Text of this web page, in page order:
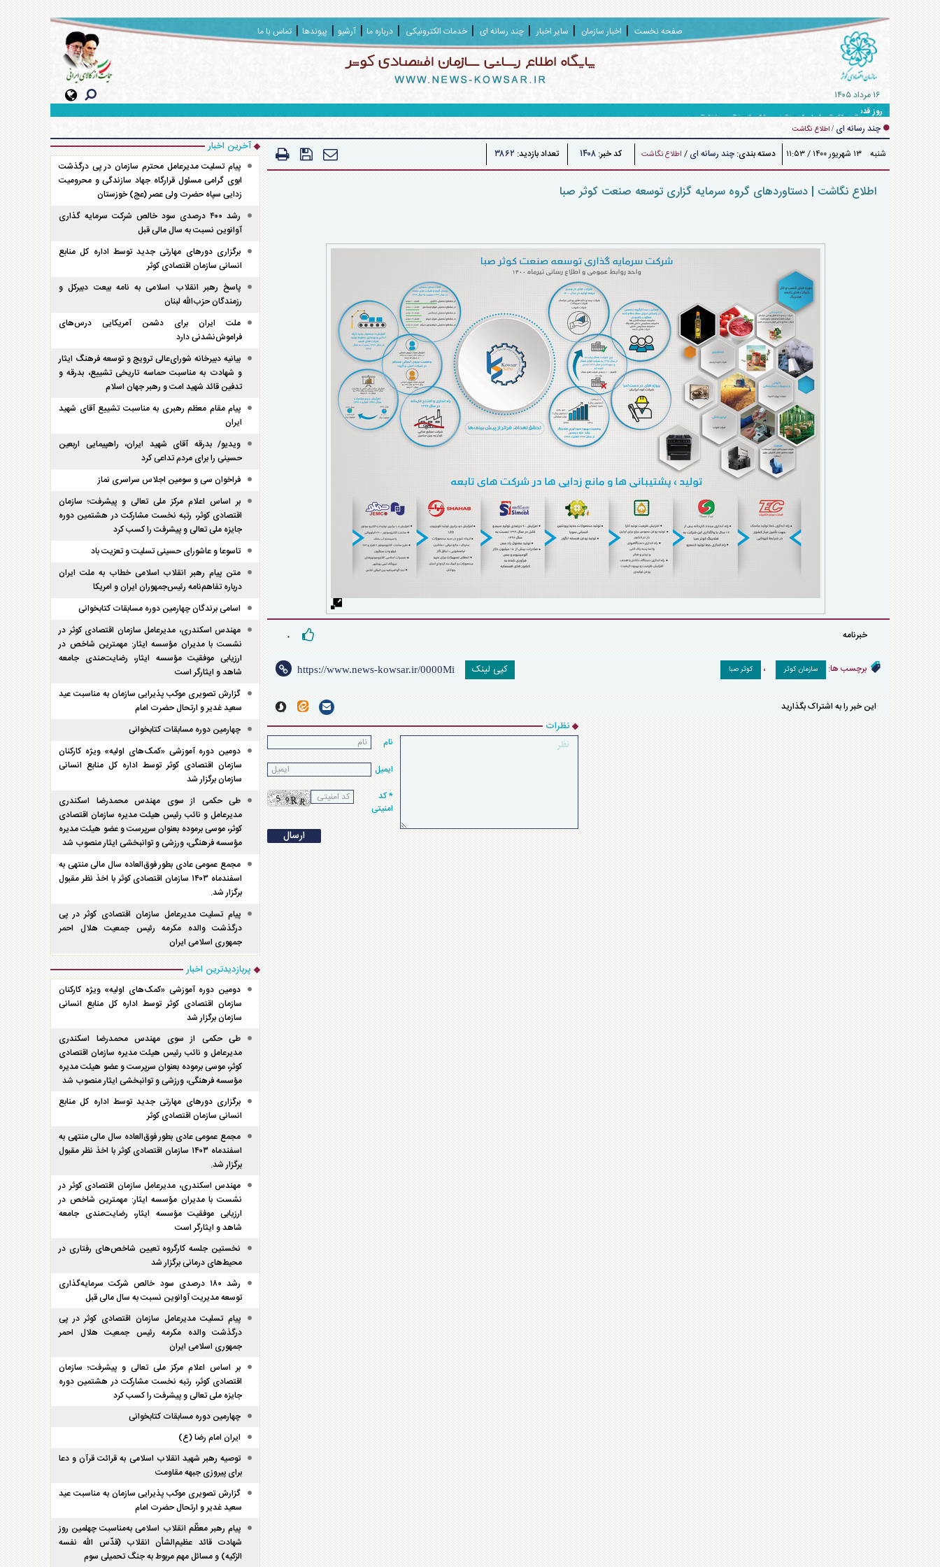
صفحه نخست اخبار سازمان سایر اخبار چند رسانه ای خدمات الکترونیکی درباره ما آرشیو پیوندها تماس با ما
۱۶ مرداد ۱۴۰۵
روز قدس؛ خروش مردم در تقابل با محور آمریکایی - صهیونی
چند رسانه ای / اطلاع نگاشت
شنبه ۱۳ شهريور ۱۴۰۰ / ۱۱:۵۳ دسته بندی: چند رسانه ای / اطلاع نگاشت کد خبر: ۱۴۰۸ تعداد بازدید: ۳۸۶۲
اطلاع نگاشت | دستاورد‌های گروه سرمایه گزاری توسعه صنعت کوثر صبا
خبرنامه ۰
برچسب ها: سازمان کوثر ، کوثر صبا کپی لینک
این خبر را به اشتراک بگذارید
نظرات
نام
ایمیل
* کد
امنیتی
آخرین اخبار
پیام تسلیت مدیرعامل محترم سازمان در پی درگذشت
ابوی گرامی مسئول قرارگاه جهاد سازندگی و محرومیت
زدایی سپاه حضرت ولی عصر (عج) خوزستان
رشد ۴۰۰ درصدی سود خالص شرکت سرمایه گذاری
آوانوین نسبت به سال مالی قبل
برگزاری دور‌های مهارتی جدید توسط اداره کل منابع
انسانی سازمان اقتصادی کوثر
پاسخ رهبر انقلاب اسلامی به نامه بیعت دبیرکل و
رزمندگان حزب‌الله لبنان
ملت ایران برای دشمن آمریکایی درس‌های
فراموش‌نشدنی دارد
بیانیه دبیرخانه شورای‌عالی ترویج و توسعه فرهنگ ایثار
و شهادت به مناسبت حماسه تاریخی تشییع، بدرقه و
تدفین قائد شهید امت و رهبر جهان اسلام
پیام مقام معظم رهبری به مناسبت تشییع آقای شهید
ایران
ویدیو/ بدرقه آقای شهید ایران، راهپیمایی اربعین
حسینی را برای مردم تداعی کرد
فراخوان سی و سومین اجلاس سراسری نماز
بر اساس اعلام مرکز ملی تعالی و پیشرفت؛ سازمان
اقتصادی کوثر، رتبه نخست مشارکت در هشتمین دوره
جایزه ملی تعالی و پیشرفت را کسب کرد
تاسوعا و عاشورای حسینی تسلیت و تعزیت باد
متن پیام رهبر انقلاب اسلامی خطاب به ملت ایران
درباره تفاهم‌نامه رئیس‌جمهوران ایران و امریکا
اسامی برندگان چهارمین دوره مسابقات کتابخوانی
مهندس اسکندری، مدیرعامل سازمان اقتصادی کوثر در
نشست با مدیران مؤسسه ایثار: مهمترین شاخص در
ارزیابی موفقیت مؤسسه ایثار، رضایت‌مندی جامعه
شاهد و ایثارگر است
گزارش تصویری موکب پذیرایی سازمان به مناسبت عید
سعید غدیر و ارتحال حضرت امام
چهارمین دوره مسابقات کتابخوانی
دومین دوره آموزشی «کمک‌های اولیه» ویژه کارکنان
سازمان اقتصادی کوثر توسط اداره کل منابع انسانی
سازمان برگزار شد
طی حکمی از سوی مهندس محمدرضا اسکندری
مدیرعامل و نائب رئیس هیئت مدیره سازمان اقتصادی
کوثر، موسی برموده بعنوان سرپرست و عضو هیئت مدیره
مؤسسه فرهنگی، ورزشی و توانبخشی ایثار منصوب شد
مجمع عمومی عادی بطور فوق‌العاده سال مالی منتهی به
اسفند‌ماه ۱۴۰۳ سازمان اقتصادی کوثر با اخذ نظر مقبول
برگزار شد.
پیام تسلیت مدیرعامل سازمان اقتصادی کوثر در پی
درگذشت والده مکرمه رئیس جمعیت هلال احمر
جمهوری اسلامی ایران
پربازدیدترین اخبار
دومین دوره آموزشی «کمک‌های اولیه» ویژه کارکنان
سازمان اقتصادی کوثر توسط اداره کل منابع انسانی
سازمان برگزار شد
طی حکمی از سوی مهندس محمدرضا اسکندری
مدیرعامل و نائب رئیس هیئت مدیره سازمان اقتصادی
کوثر، موسی برموده بعنوان سرپرست و عضو هیئت مدیره
مؤسسه فرهنگی، ورزشی و توانبخشی ایثار منصوب شد
برگزاری دور‌های مهارتی جدید توسط اداره کل منابع
انسانی سازمان اقتصادی کوثر
مجمع عمومی عادی بطور فوق‌العاده سال مالی منتهی به
اسفند‌ماه ۱۴۰۳ سازمان اقتصادی کوثر با اخذ نظر مقبول
برگزار شد.
مهندس اسکندری، مدیرعامل سازمان اقتصادی کوثر در
نشست با مدیران مؤسسه ایثار: مهمترین شاخص در
ارزیابی موفقیت مؤسسه ایثار، رضایت‌مندی جامعه
شاهد و ایثارگر است
نخستین جلسه کارگروه تعیین شاخص‌های رفتاری در
محیط‌های درمانی برگزار شد
رشد ۱۸۰ درصدی سود خالص شرکت سرمایه‌گذاری
توسعه مدیریت آوانوین نسبت به سال مالی قبل
پیام تسلیت مدیرعامل سازمان اقتصادی کوثر در پی
درگذشت والده مکرمه رئیس جمعیت هلال احمر
جمهوری اسلامی ایران
بر اساس اعلام مرکز ملی تعالی و پیشرفت؛ سازمان
اقتصادی کوثر، رتبه نخست مشارکت در هشتمین دوره
جایزه ملی تعالی و پیشرفت را کسب کرد
چهارمین دوره مسابقات کتابخوانی
ایران امام رضا (ع)
توصیه رهبر شهید انقلاب اسلامی به قرائت قرآن و دعا
برای پیروزی جبهه مقاومت
گزارش تصویری موکب پذیرایی سازمان به مناسبت عید
سعید غدیر و ارتحال حضرت امام
پیام رهبر معظّم انقلاب اسلامی به‌مناسبت چهلمین روز
شهادت قائد عظیم‌الشأن انقلاب (قدّس الله نفسه
الزکیه) و مسائل مهم مربوط به جنگ تحمیلی سوم